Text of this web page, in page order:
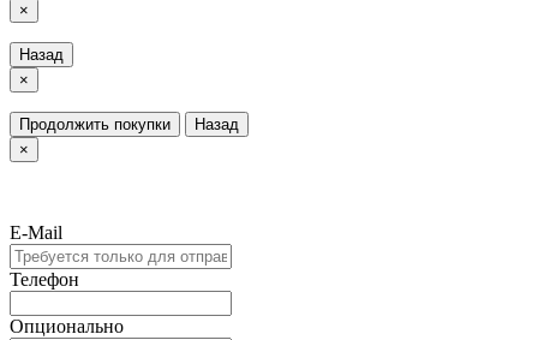
×
Назад
×
Продолжить покупки
Назад
×
E-Mail
Телефон
Опционально